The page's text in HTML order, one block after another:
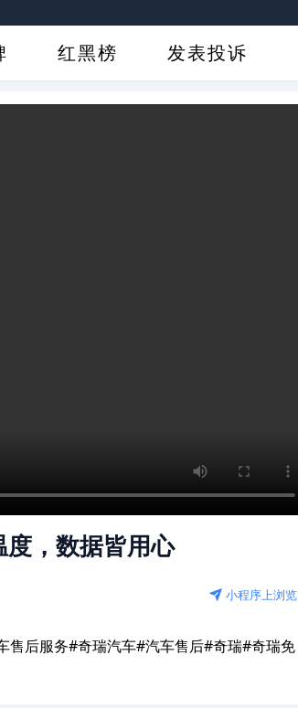
红黑榜 发表投诉
，数据皆用心
小程序上浏览
售后服务#奇瑞汽车#汽车售后#奇瑞#奇瑞免